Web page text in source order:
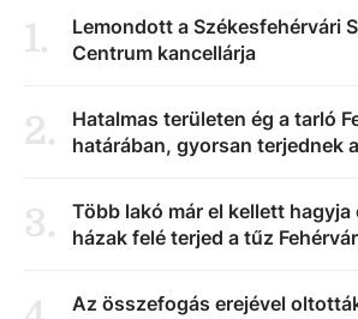
1.
Lemondott a Székesfehérvári
Centrum kancellárja
2.
Hatalmas területen ég a tarló
határában, gyorsan terjednek
3.
Több lakó már el kellett
házak felé terjed a tűz
Az összefogás erejével